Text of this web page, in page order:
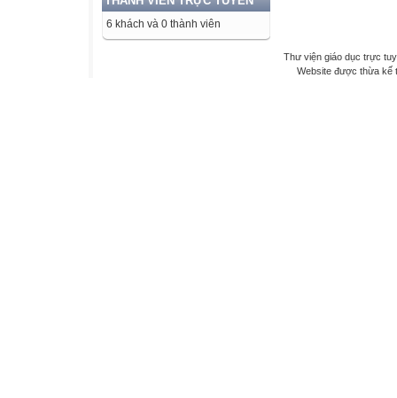
6 khách và 0 thành viên
Thư viện giáo dục trực
Website được thừa kế